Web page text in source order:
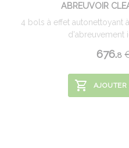
ABREUVOIR
4 bols à effet autonettoyant
d'abreuvement
676.8